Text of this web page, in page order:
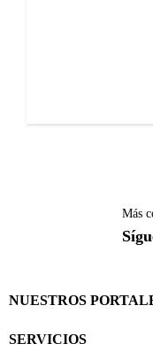
Más
NUESTROS
SERVICIOS